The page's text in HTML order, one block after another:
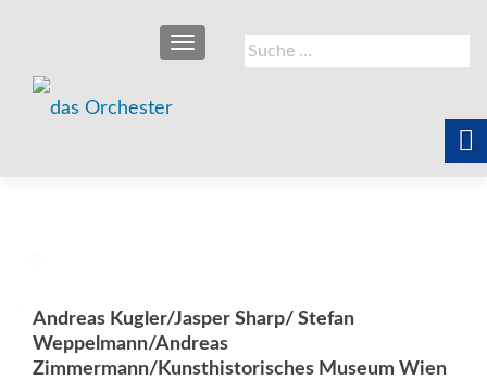
Suche
nach:
SCHALTE NAVIGATION
Andreas Kugler/Jasper Sharp/ Stefan
Weppelmann/Andreas
Zimmermann/Kunsthistorisches Museum Wien